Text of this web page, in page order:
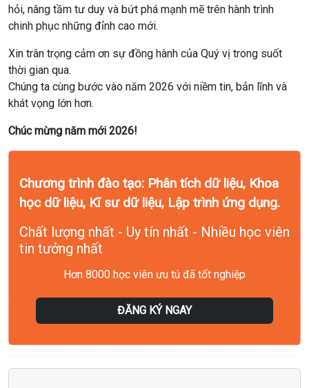
hỏi, nâng tầm tư duy và bứt phá mạnh mẽ trên hành trình
chinh phục những đỉnh cao mới.
Xin trân trọng cảm ơn sự đồng hành của Quý vị trong suốt
thời gian qua.
Chúng ta cùng bước vào năm 2026 với niềm tin, bản lĩnh và
khát vọng lớn hơn.
Chúc mừng năm mới 2026!
Chương trình đào tạo: Phân tích dữ liệu, Khoa
học dữ liệu, Kĩ sư dữ liệu, Lập trình ứng dụng.
Chất lượng nhất - Uy tín nhất - Nhiều học viên
tin tưởng nhất
Hơn 8000 học viên ưu tú đã tốt nghiệp
ĐĂNG KÝ NGAY